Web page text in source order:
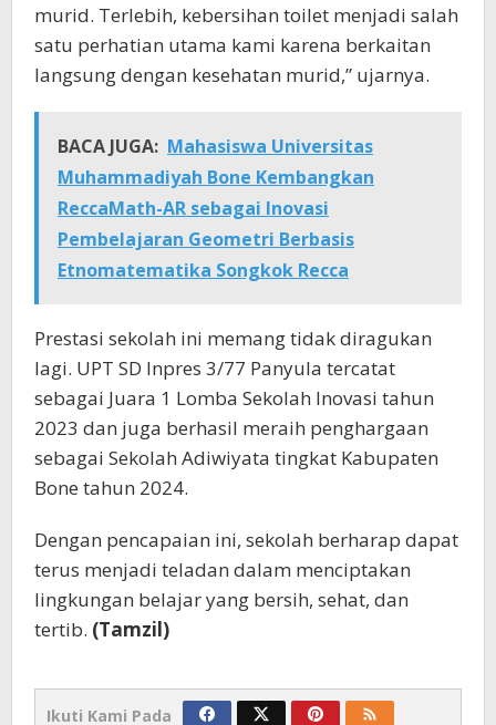
murid. Terlebih, kebersihan toilet menjadi salah
satu perhatian utama kami karena berkaitan
langsung dengan kesehatan murid,” ujarnya.
BACA JUGA: Mahasiswa Universitas
Muhammadiyah Bone Kembangkan
ReccaMath-AR sebagai Inovasi
Pembelajaran Geometri Berbasis
Etnomatematika Songkok Recca
Prestasi sekolah ini memang tidak diragukan
lagi. UPT SD Inpres 3/77 Panyula tercatat
sebagai Juara 1 Lomba Sekolah Inovasi tahun
2023 dan juga berhasil meraih penghargaan
sebagai Sekolah Adiwiyata tingkat Kabupaten
Bone tahun 2024.
Dengan pencapaian ini, sekolah berharap dapat
terus menjadi teladan dalam menciptakan
lingkungan belajar yang bersih, sehat, dan
tertib. (Tamzil)
Ikuti Kami Pada